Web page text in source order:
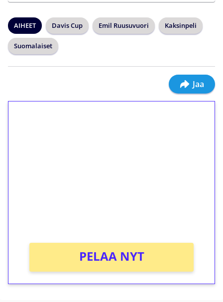
AIHEET Davis Cup Emil Ruusuvuori Kaksinpeli
Suomalaiset
Jaa
PELAA NYT